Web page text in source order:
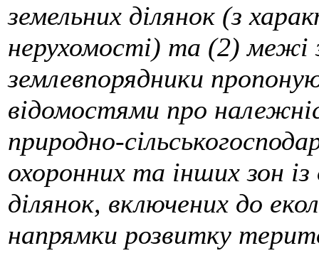
земельних ділянок (з
нерухомості) та (2) межі
землевпорядники
відомостями про
природно-
охоронних та інших зон
ділянок, включених до
напрямки розвитку